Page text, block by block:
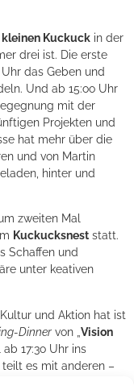
kleinen Kuckuck in der
drei ist. Die erste
das Geben und
Und ab 15:oo Uhr
mit der
Projekten und
hat mehr über die
und von Martin
hinter und
zweiten Mal
Kuckucksnest statt.
Schaffen und
unter keativen
und Aktion hat ist
Dinner von „ Vision
ab 17:3o Uhr ins
es mit anderen –